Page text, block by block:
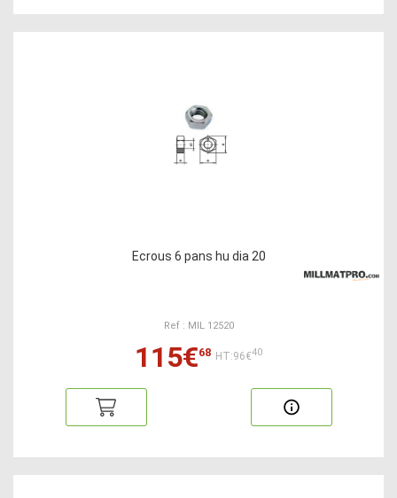
Ecrous 6 pans hu dia 20
Ref : MIL 12520
115€68 HT:96€40